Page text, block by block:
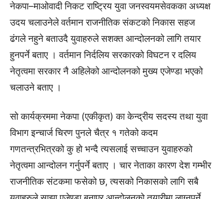
नेकपा–माओवादी निकट राष्ट्रिय युवा जनस्वयमसेवकका अध्यक्ष
उदय चलाउनेले वर्तमान राजनीतिक संकटको निकास सहज
ढंगले नहुने बताउदै युवाहरुले सशक्त आन्दोलनको लागि तयार
हुनपर्ने बताए । वर्तमान निर्दलिय सरकारको विघटन र दलिय
नेतृत्वमा सरकार नै अहिलेको आन्दोलनको मुख्य एजेण्डा भएको
चलाउने बताए ।
सो कार्यक्रममा नेकपा (एकीकृत) का केन्द्रीय सदस्य तथा युवा
विभाग इन्चार्ज चिरण पुनले चैत्र १ गतेको कदम
गणतन्त्रभित्रको कु हो भन्दै त्यसलाई सच्चाउन युवाहरुको
नेतृत्वमा आन्दोलन गर्नुपर्ने बताए । चार नेताका कारण देश गम्भीर
राजनीतिक संटकमा फसेको छ, त्यसको निकासको लागि सबै